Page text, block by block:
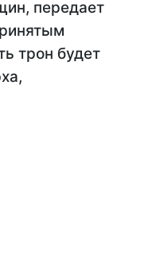
передает
трон будет